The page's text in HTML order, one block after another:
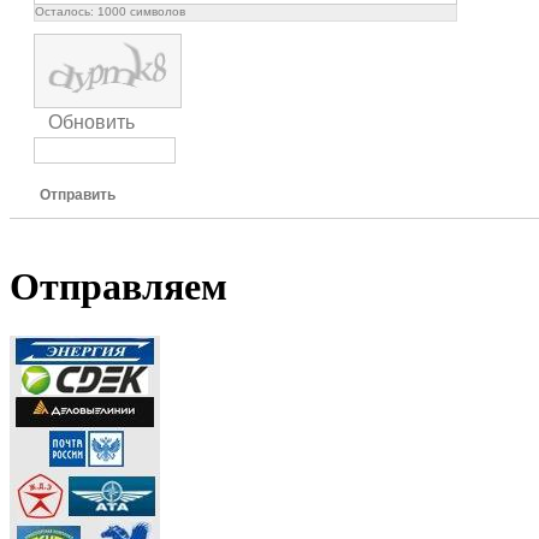
Осталось: 1000 символов
Обновить
Отправить
Отправляем